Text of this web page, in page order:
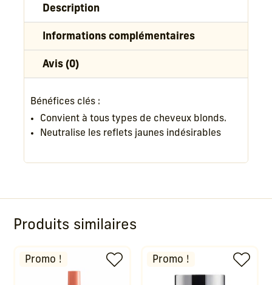
LuxeBlond
Description
Informations complémentaires
Avis (0)
Bénéfices clés :
Convient à tous types de cheveux blonds.
Neutralise les reflets jaunes indésirables
Produits similaires
Promo ! Promo !